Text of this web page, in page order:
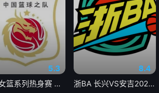
5.3
中国女篮系列热身赛 中国女篮VS尼日利亚女篮20260807
8.4
浙BA 长兴VS安吉20260806